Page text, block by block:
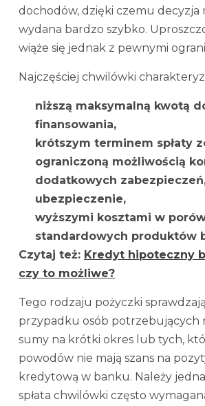
dochodów, dzięki czemu decyzja
wydana bardzo szybko.
wiąże się jednak z pewnymi
Najczęściej chwilówki
niższą maksymalną kwotą
finansowania,
krótszym terminem spłaty
ograniczoną możliwością
dodatkowych
ubezpieczenie,
wyższymi kosztami w
standardowych produktów
Czytaj też: Kredyt hipoteczny
czy to możliwe?
Tego rodzaju pożyczki
przypadku osób potrzebujących
sumy na krótki okres lub tych,
powodów nie mają szans na
kredytową w banku. Należy
spłata chwilówki często